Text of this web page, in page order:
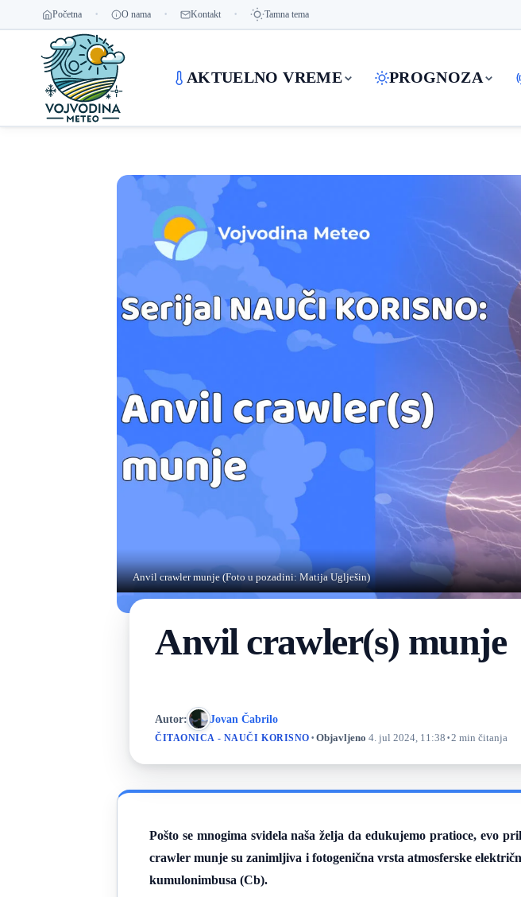
Početna O nama Kontakt Tamna tema
AKTUELNO VREME PROGNOZA
Anvil crawler munje (Foto u pozadini: Matija Uglješin)
Anvil crawler(s) munje
Autor: Jovan Čabrilo
ČITAONICA - NAUČI KORISNO · Objavljeno 4. jul 2024, 11:38 ·2 min čitanja
Pošto se mnogima svidela naša želja da edukujemo pratioce, evo
crawler munje su zanimljiva i fotogenična vrsta atmosferske
kumulonimbusa (Cb).